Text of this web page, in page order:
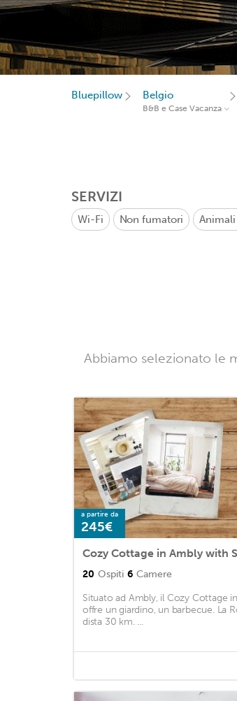
Bluepillow Belgio
B&B e Case Vacanza
SERVIZI
Wi-Fi Non fumatori
Abbiamo selezionato le
a partire da
245€
Cozy Cottage in Ambly with
20 Ospiti 6 Camere
Situato ad Ambly, il Cozy Cottage
offre un giardino, un barbecue. La
dista 30 km. ...